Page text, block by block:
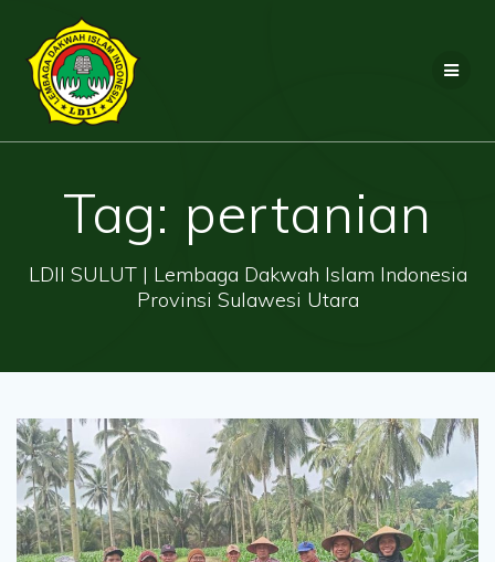
Tag: pertanian
LDII SULUT | Lembaga Dakwah Islam Indonesia
Provinsi Sulawesi Utara